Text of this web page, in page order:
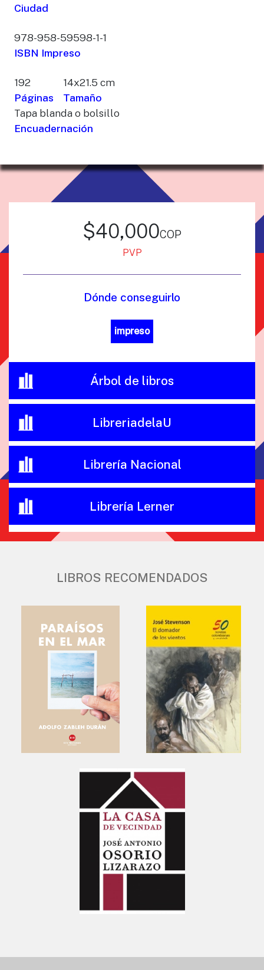
Ciudad
978-958-59598-1-1
ISBN Impreso
192
Páginas
14x21.5 cm
Tamaño
Tapa blanda o bolsillo
Encuadernación
$40,000cop
PVP
Dónde conseguirlo
impreso
Árbol de libros
LibreriadelaU
Librería Nacional
Librería Lerner
LIBROS RECOMENDADOS